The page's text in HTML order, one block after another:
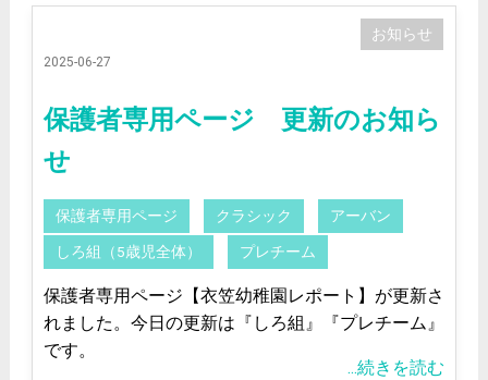
2025-06-27
保護者専用ページ 更新のお知ら
せ
お知らせ
保護者専用ページ クラシック アーバン
しろ組（5歳児全体） プレチーム
保護者専用ページ【衣笠幼稚園レポート】が更新さ
れました。今日の更新は『しろ組』『プレチーム』
です。
...続きを読む